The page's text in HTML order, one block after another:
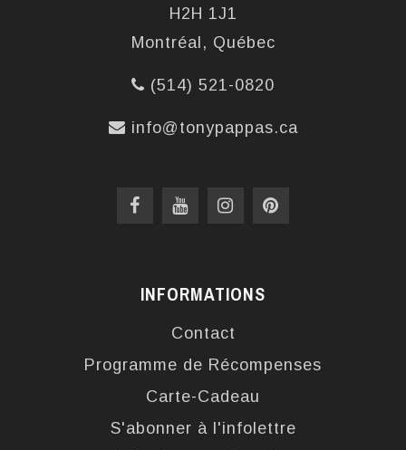
H2H 1J1
Montréal, Québec
(514) 521-0820
info@tonypappas.ca
INFORMATIONS
Contact
Programme de Récompenses
Carte-Cadeau
S'abonner à l'infolettre